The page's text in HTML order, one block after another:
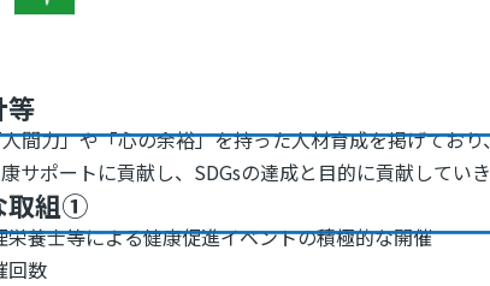
等
間力」や「心の余裕」を持った人材育成を掲げてお
サポートに貢献し、SDGsの達成と目的に貢献してい
取組①
栄養士等による健康促進イベントの積極的な開催
回数